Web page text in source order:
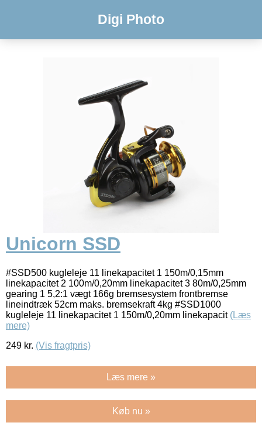
Digi Photo
Unicorn SSD
#SSD500 kugleleje 11 linekapacitet 1 150m/0,15mm
linekapacitet 2 100m/0,20mm linekapacitet 3 80m/0,25mm
gearing 1 5,2:1 vægt 166g bremsesystem frontbremse
lineindtræk 52cm maks. bremsekraft 4kg #SSD1000
kugleleje 11 linekapacitet 1 150m/0,20mm linekapacit (Læs
mere)
249 kr. (Vis fragtpris)
Læs mere »
Køb nu »